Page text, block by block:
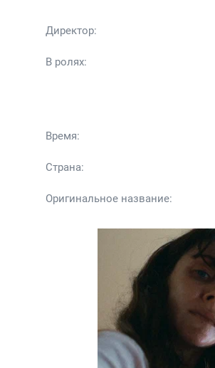
Директор:
В ролях:
Время:
Страна:
Оригинальное название: